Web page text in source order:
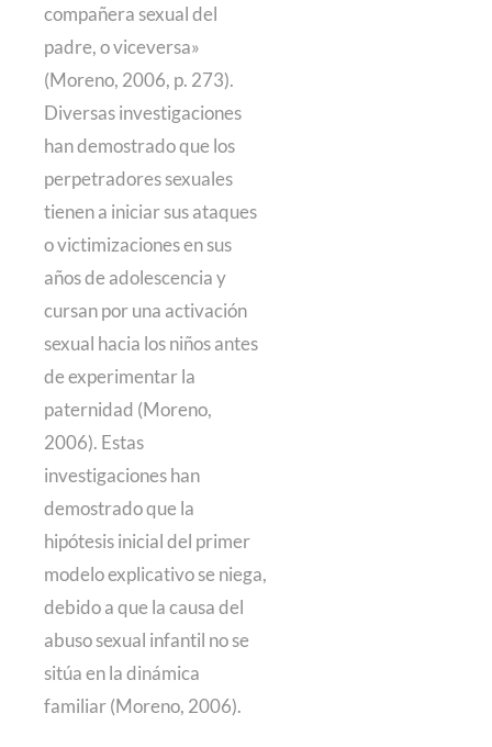
compañera sexual del
padre, o viceversa»
(Moreno, 2006, p. 273).
Diversas investigaciones
han demostrado que los
perpetradores sexuales
tienen a iniciar sus ataques
o victimizaciones en sus
años de adolescencia y
cursan por una activación
sexual hacia los niños antes
de experimentar la
paternidad (Moreno,
2006). Estas
investigaciones han
demostrado que la
hipótesis inicial del primer
modelo explicativo se niega,
debido a que la causa del
abuso sexual infantil no se
sitúa en la dinámica
familiar (Moreno, 2006).